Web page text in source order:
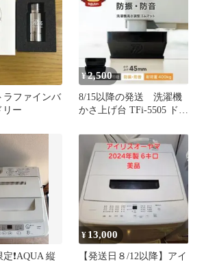
ラファインバ
リー
¥2,500
8/15以降の発送 洗濯機
かさ上げ台 TFi-5505 ドラ
定❗️AQUA 縦
¥ 13,000
【発送日８/12以降】アイ